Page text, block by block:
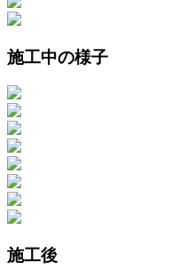
施工中の様子
施工後